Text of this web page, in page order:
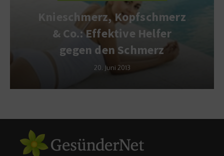
Knieschmerz, Kopfschmerz
& Co.: Effektive Helfer
gegen den Schmerz
20. Juni 2013